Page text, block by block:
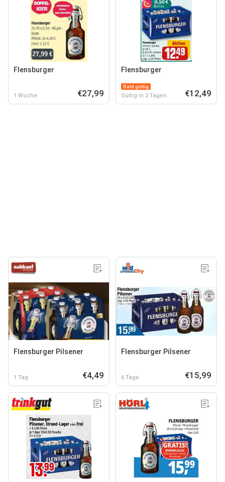
Flensburger
1 Woche €27,99
Flensburger
Bald gültig
Gültig in 2 Tagen €12,49
Flensburger Pilsener
1 Tag €4,49
Flensburger Pilsener
6 Tage €15,99